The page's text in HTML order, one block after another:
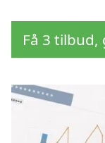
Få 3